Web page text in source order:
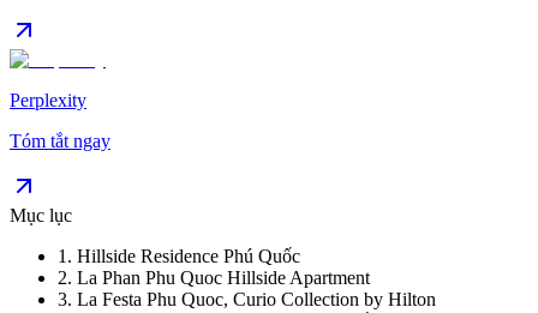
Perplexity
Tóm tắt ngay
Mục lục
1 . Hillside Residence Phú Quốc
2. La Phan Phu Quoc Hillside Apartment
3. La Festa Phu Quoc, Curio Collection by Hilton